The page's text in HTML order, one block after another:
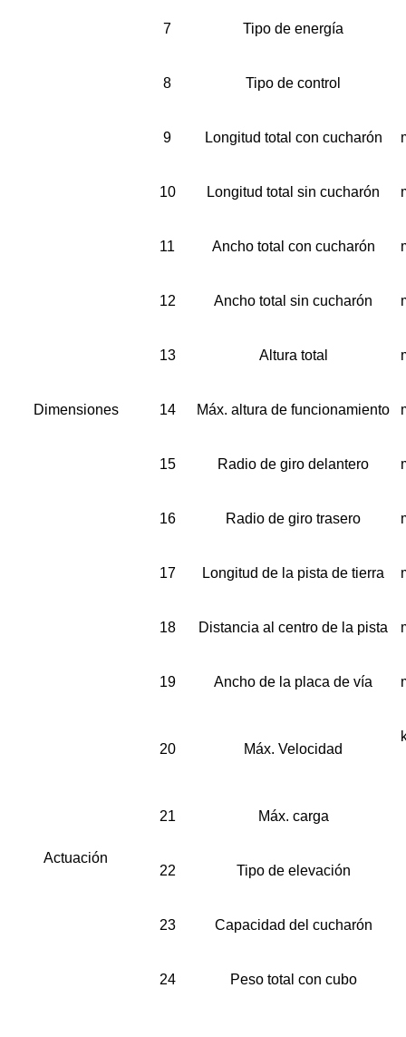
7 Tipo de energía
8 Tipo de control
Dimensiones
9 Longitud total con cucharón
10 Longitud total sin cucharón
11 Ancho total con cucharón
12 Ancho total sin cucharón
13 Altura total
14 Máx. altura de funcionamiento
15 Radio de giro delantero
16 Radio de giro trasero
17 Longitud de la pista de tierra
18 Distancia al centro de la pista
19 Ancho de la placa de vía
Actuación
20 Máx. Velocidad
21 Máx. carga
22 Tipo de elevación
23 Capacidad del cucharón
24 Peso total con cubo